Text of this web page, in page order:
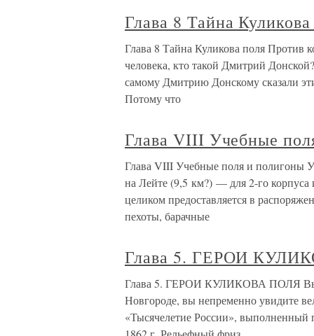
Глава 8 Тайна
Глава 8 Тайна Куликова поля Против
человека, кто такой Дмитрий
самому Дмитрию Донскому сказали
Потому что
Глава VIII Учебные
Глава VIII Учебные поля и полигоны
на Лейте (9,5 км?) — для 2-го корпуса
целиком предоставляется в
пехоты, барачные
Глава 5. ГЕРОИ
Глава 5. ГЕРОИ КУЛИКОВА ПОЛЯ
Новгороде, вы непременно увидите
«Тысячелетие России»,